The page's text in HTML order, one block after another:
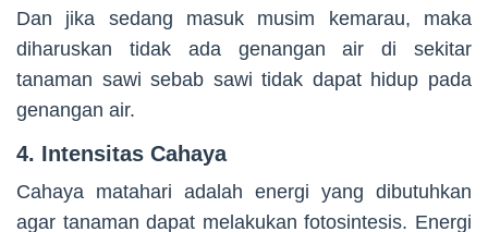
Dan jika sedang masuk musim kemarau, maka
diharuskan tidak ada genangan air di sekitar
tanaman sawi sebab sawi tidak dapat hidup pada
genangan air.
4. Intensitas Cahaya
Cahaya matahari adalah energi yang dibutuhkan
agar tanaman dapat melakukan fotosintesis. Energi